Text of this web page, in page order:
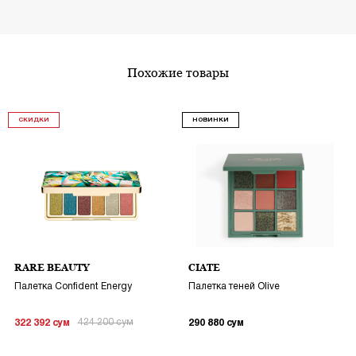
похожие товары
СКИДКИ
RARE BEAUTY
Палетка Confident Energy
322 392 сум 424 200сум
НОВИНКИ
CIATE
Палетка теней Olive
290 880 сум